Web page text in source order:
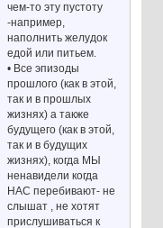
чем-то эту пустоту
-например,
наполнить желудок
едой или питьем.
• Все эпизоды
прошлого (как в этой,
так и в прошлых
жизнях) а также
будущего (как в этой,
так и в будущих
жизнях), когда МЫ
ненавидели когда
НАС перебивают- не
слышат , не хотят
прислушиваться к